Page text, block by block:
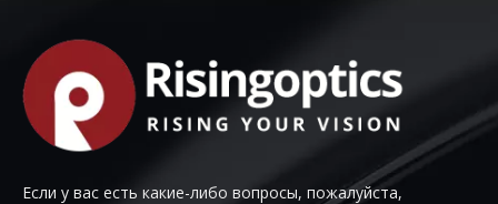
Если у вас есть какие-либо вопросы, пожалуйста,